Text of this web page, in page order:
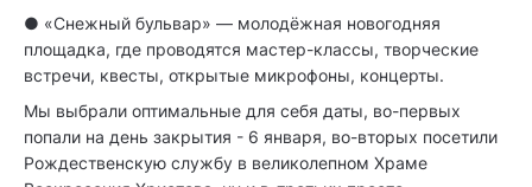
● «Снежный бульвар» — молодёжная новогодняя
площадка, где проводятся мастер-классы, творческие
встречи, квесты, открытые микрофоны, концерты.
Мы выбрали оптимальные для себя даты, во-первых
попали на день закрытия - 6 января, во-вторых посетили
Рождественскую службу в великолепном Храме